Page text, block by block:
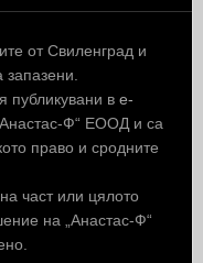
от Свиленград и
запазени.
публикувани в e-
Ф“ ЕООД и са
право и сродните
част или цялото
на „Анастас-Ф“